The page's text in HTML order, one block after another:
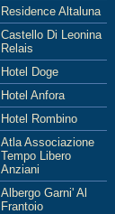
Residence Altaluna
Castello Di Leonina
Relais
Hotel Doge
Hotel Anfora
Hotel Rombino
Atla Associazione
Tempo Libero
Anziani
Albergo Garni' Al
Frantoio